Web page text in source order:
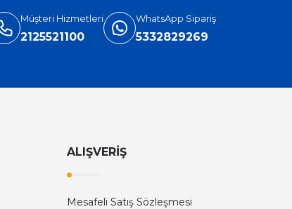
Müşteri Hizmetleri
2125521100
WhatsApp Sipariş
5332829269
ALIŞVERİŞ
Mesafeli Satış Sözleşmesi